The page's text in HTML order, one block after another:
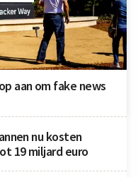
aan om fake news
nu kosten
19 miljard euro